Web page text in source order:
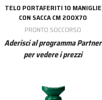
TELO PORTAFERITI 10 MANIGLIE
CON SACCA CM 200X70
PRONTO SOCCORSO
Aderisci al programma Partner
per vedere i prezzi